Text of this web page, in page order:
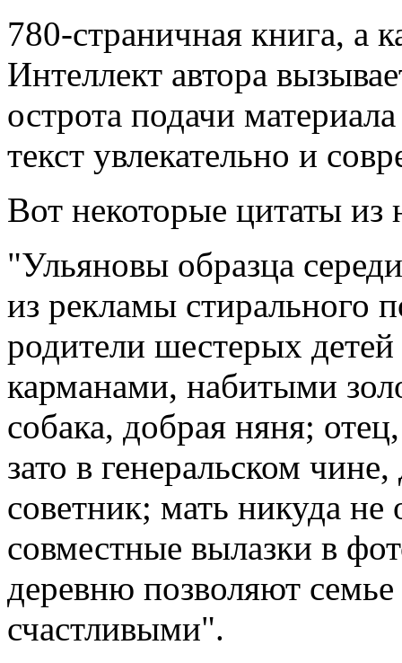
780-страничная книга, а
Интеллект автора
острота подачи
текст увлекательно и
Вот некоторые цитаты из
"Ульяновы образца
из рекламы стирального
родители шестерых
карманами, набитыми
собака, добрая няня;
зато в генеральском
советник; мать никуда не
совместные вылазки в
деревню позволяют семье
счастливыми".